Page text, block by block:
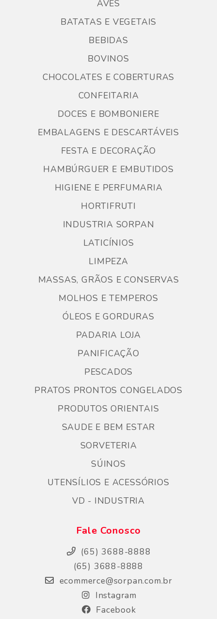
AVES
BATATAS E VEGETAIS
BEBIDAS
BOVINOS
CHOCOLATES E COBERTURAS
CONFEITARIA
DOCES E BOMBONIERE
EMBALAGENS E DESCARTÁVEIS
FESTA E DECORAÇÃO
HAMBÚRGUER E EMBUTIDOS
HIGIENE E PERFUMARIA
HORTIFRUTI
INDUSTRIA SORPAN
LATICÍNIOS
LIMPEZA
MASSAS, GRÃOS E CONSERVAS
MOLHOS E TEMPEROS
ÓLEOS E GORDURAS
PADARIA LOJA
PANIFICAÇÃO
PESCADOS
PRATOS PRONTOS CONGELADOS
PRODUTOS ORIENTAIS
SAUDE E BEM ESTAR
SORVETERIA
SÚINOS
UTENSÍLIOS E ACESSÓRIOS
VD - INDUSTRIA
Fale Conosco
(65) 3688-8888
(65) 3688-8888
ecommerce@sorpan.com.br
Instagram
Facebook